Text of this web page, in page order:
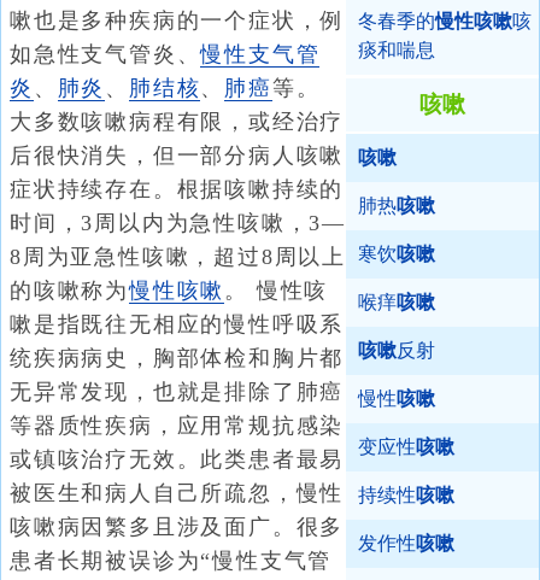
冬春季的慢性咳嗽咳
痰和喘息
咳嗽
咳嗽
肺热咳嗽
寒饮咳嗽
喉痒咳嗽
咳嗽反射
慢性咳嗽
变应性咳嗽
持续性咳嗽
发作性咳嗽
嗽也是多种疾病的一个症状，例
如急性支气管炎、慢性支气管
炎 、 肺炎 、 肺结核、 肺癌等。
大多数咳嗽病程有限，或经治疗
后很快消失，但一部分病人咳嗽
症状持续存在。根据咳嗽持续的
时间，3周以内为急性咳嗽，3—
8周为亚急性咳嗽，超过8周以上
的咳嗽称为慢性咳嗽 。 慢性咳
嗽是指既往无相应的慢性呼吸系
统疾病病史，胸部体检和胸片都
无异常发现，也就是排除了肺癌
等器质性疾病，应用常规抗感染
或镇咳治疗无效。此类患者最易
被医生和病人自己所疏忽，慢性
咳嗽病因繁多且涉及面广。很多
患者长期被误诊为“慢性支气管